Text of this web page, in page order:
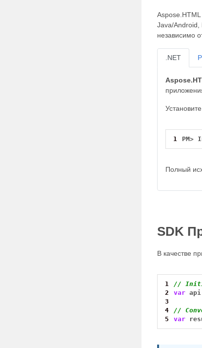
Aspose.HTML
Java/Android,
независимо
.NET
1 PM>
Полный
SDK
В качестве
1
//
2
var api
3
4
//
5
var